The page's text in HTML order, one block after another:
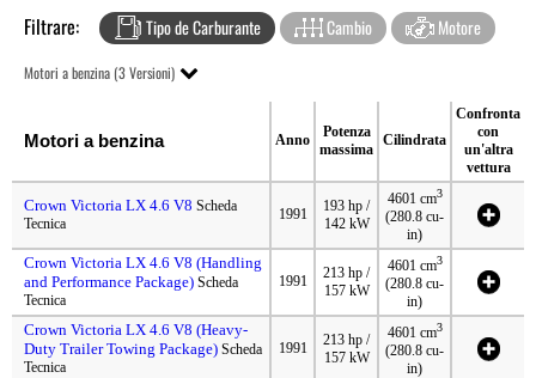
Filtrare: Tipo de Carburante Cambio Motore
Motori a benzina (3 Versioni)
Motori a benzina Anno
Potenza
massima
Cilindrata
Confronta
con
un'altra
vettura
Crown Victoria LX 4.6 V8 Scheda
Tecnica
1991
193 hp /
142 kW
4601 cm3
(280.8 cu-
in)
Crown Victoria LX 4.6 V8 (Handling
and Performance Package) Scheda
Tecnica
1991
213 hp /
157 kW
4601 cm3
(280.8 cu-
in)
Crown Victoria LX 4.6 V8 (Heavy-
Duty Trailer Towing Package) Scheda
Tecnica
1991
213 hp /
157 kW
4601 cm3
(280.8 cu-
in)